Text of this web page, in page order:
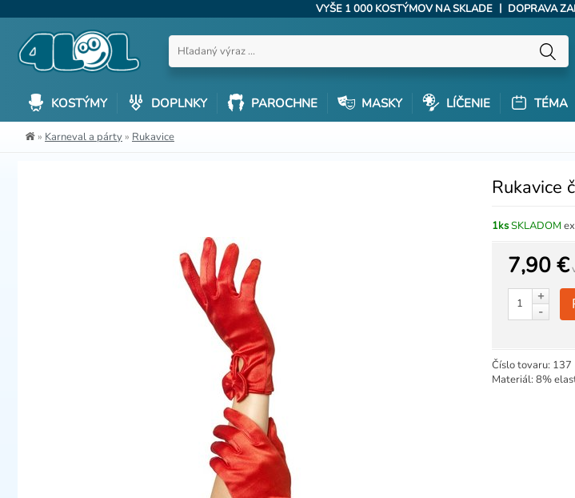
VYŠE 1 000 KOSTÝMOV NA SKLADE | DOPRAVA
KOSTÝMY DOPLNKY PAROCHNE MASKY LÍČENIE TÉMA
» Karneval a párty » Rukavice
Rukavice
1ksSKLADOM
7,90 €
+
-
Číslo tovaru: 137
Materiál: 8%